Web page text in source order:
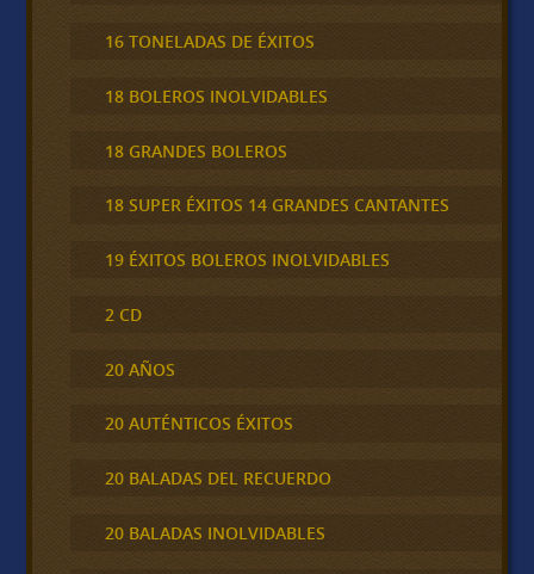
16 TONELADAS DE ÉXITOS
18 BOLEROS INOLVIDABLES
18 GRANDES BOLEROS
18 SUPER ÉXITOS 14 GRANDES CANTANTES
19 ÉXITOS BOLEROS INOLVIDABLES
2 CD
20 AÑOS
20 AUTÉNTICOS ÉXITOS
20 BALADAS DEL RECUERDO
20 BALADAS INOLVIDABLES